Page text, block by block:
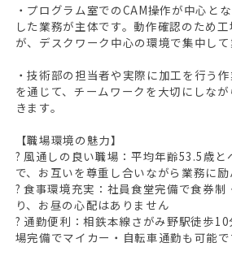
・プログラム室でのCAM操作が中心と
した業務が主体です。動作確認のため
が、デスクワーク中心の環境で集中して
・技術部の担当者や実際に加工を行う
を通じて、チームワークを大切にしな
きます。
【職場環境の魅力】
? 風通しの良い職場：平均年齢53.5歳と
で、お互いを尊重し合いながら業務に
? 食事環境充実：社員食堂完備で食券制
り、お昼の心配はありません
? 通勤便利：相鉄本線さがみ野駅徒歩
場完備でマイカー・自転車通勤も可能で